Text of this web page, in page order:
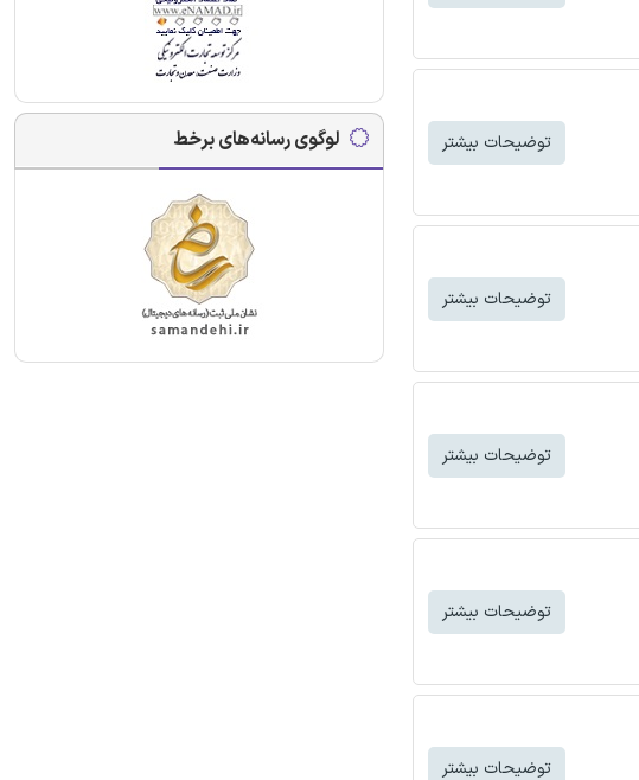
توضیحات بیشتر
توضیحات بیشتر
توضیحات بیشتر
توضیحات بیشتر
توضیحات بیشتر
لوگوی رسانه‌های برخط